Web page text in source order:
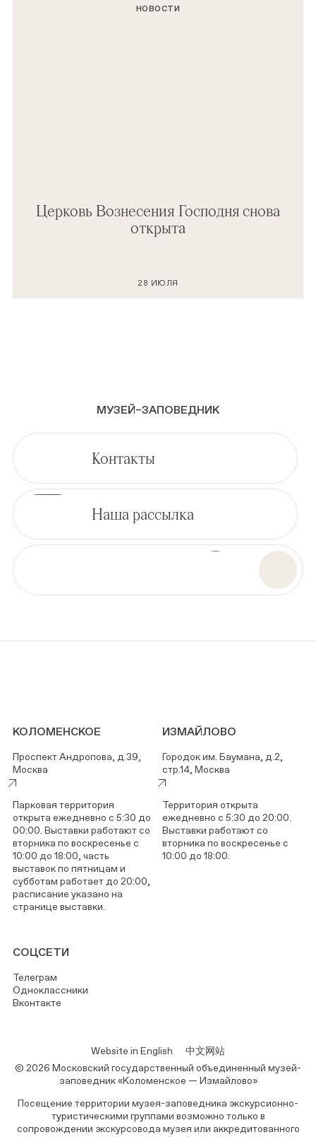
НОВОСТИ
Церковь Вознесения Господня снова
открыта
28 ИЮЛЯ
МУЗЕЙ–ЗАПОВЕДНИК
Контакты
Наша рассылка
КОЛОМЕНСКОЕ
Проспект Андропова, д.39,
Москва
Парковая территория
открыта ежедневно с 5:30 до
00:00. Выставки работают со
вторника по воскресенье с
10:00 до 18:00, часть
выставок по пятницам и
субботам работает до 20:00,
расписание указано на
странице выставки.
ИЗМАЙЛОВО
Городок им. Баумана, д.2,
стр.14, Москва
Территория открыта
ежедневно с 5:30 до 20:00.
Выставки работают со
вторника по воскресенье с
10:00 до 18:00.
СОЦСЕТИ
Телеграм
Одноклассники
Вконтакте
Website in English
中文网站
© 2026 Московский государственный объединенный музей-
заповедник «Коломенское — Измайлово»
Посещение территории музея-заповедника экскурсионно-
туристическими группами возможно только в
сопровождении экскурсовода музея или аккредитованного